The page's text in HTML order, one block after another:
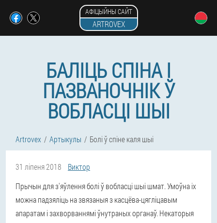
АФІЦЫЙНЫ САЙТ
ARTROVEX
БАЛІЦЬ СПІНА І
ПАЗВАНОЧНІК Ў
ВОБЛАСЦІ ШЫІ
Artrovex Артыкулы Болі ў спіне каля шыі
31 ліпеня 2018
Виктор
Прычын для з'яўлення болі ў вобласці шыі шмат. Умоўна іх
можна падзяліць на звязаныя з касцёва-цягліцавым
апаратам і захворваннямі ўнутраных органаў. Некаторыя